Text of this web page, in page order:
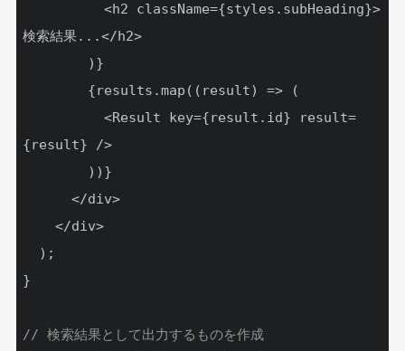
          <h2 className={styles.subHeading}>
検索結果...</h2>
          <Result key={result.id} result=
{result} />
      </div>
    </div>
}
// 検索結果として出力するものを作成